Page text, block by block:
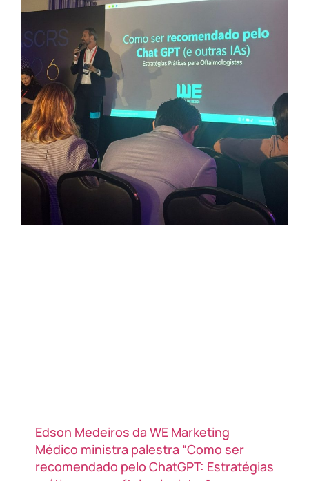
Edson Medeiros da WE Marketing
Médico ministra palestra “Como ser
recomendado pelo ChatGPT: Estratégias